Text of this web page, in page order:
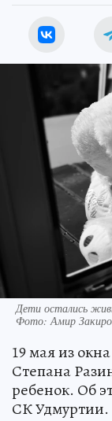
Дети остались
Фото:Амир
19 мая из
Степана
ребенок. Об
СК Удмуртии.